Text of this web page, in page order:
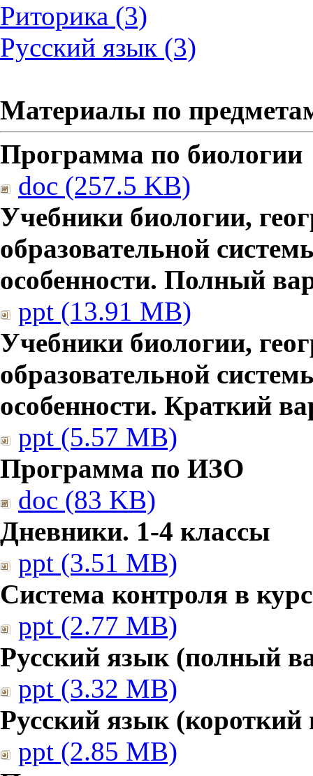
Риторика (3)
Русский язык (3)
Материалы по
Программа по биологии
doc (257.5 KB)
Учебники биологии,
образовательной
особенности. Полный
ppt (13.91 MB)
Учебники биологии,
образовательной
особенности. Краткий
ppt (5.57 MB)
Программа по ИЗО
doc (83 KB)
Дневники. 1-4 классы
ppt (3.51 MB)
Система контроля в
ppt (2.77 MB)
Русский язык (полный
ppt (3.32 MB)
Русский язык (короткий
ppt (2.85 MB)